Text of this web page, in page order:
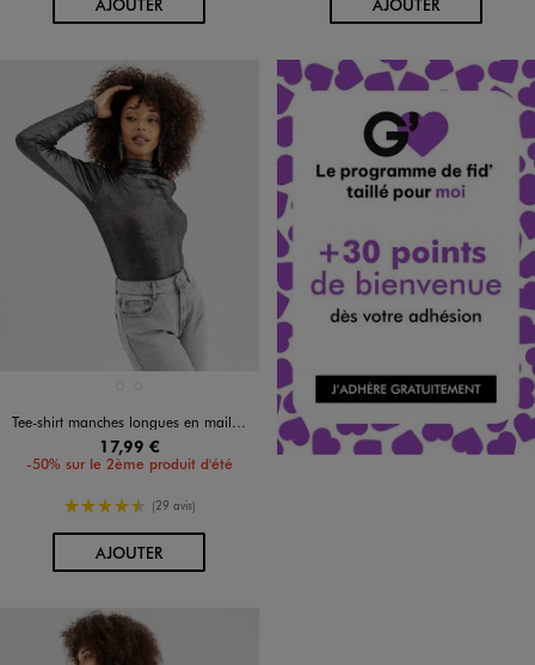
AJOUTER AJOUTER
Tee-shirt manches longues en maille scintillante femme
17,99 €
-50% sur le 2ème produit d'été
4.5/5 de moyenne
(29 avis)
AJOUTERAU PANIER